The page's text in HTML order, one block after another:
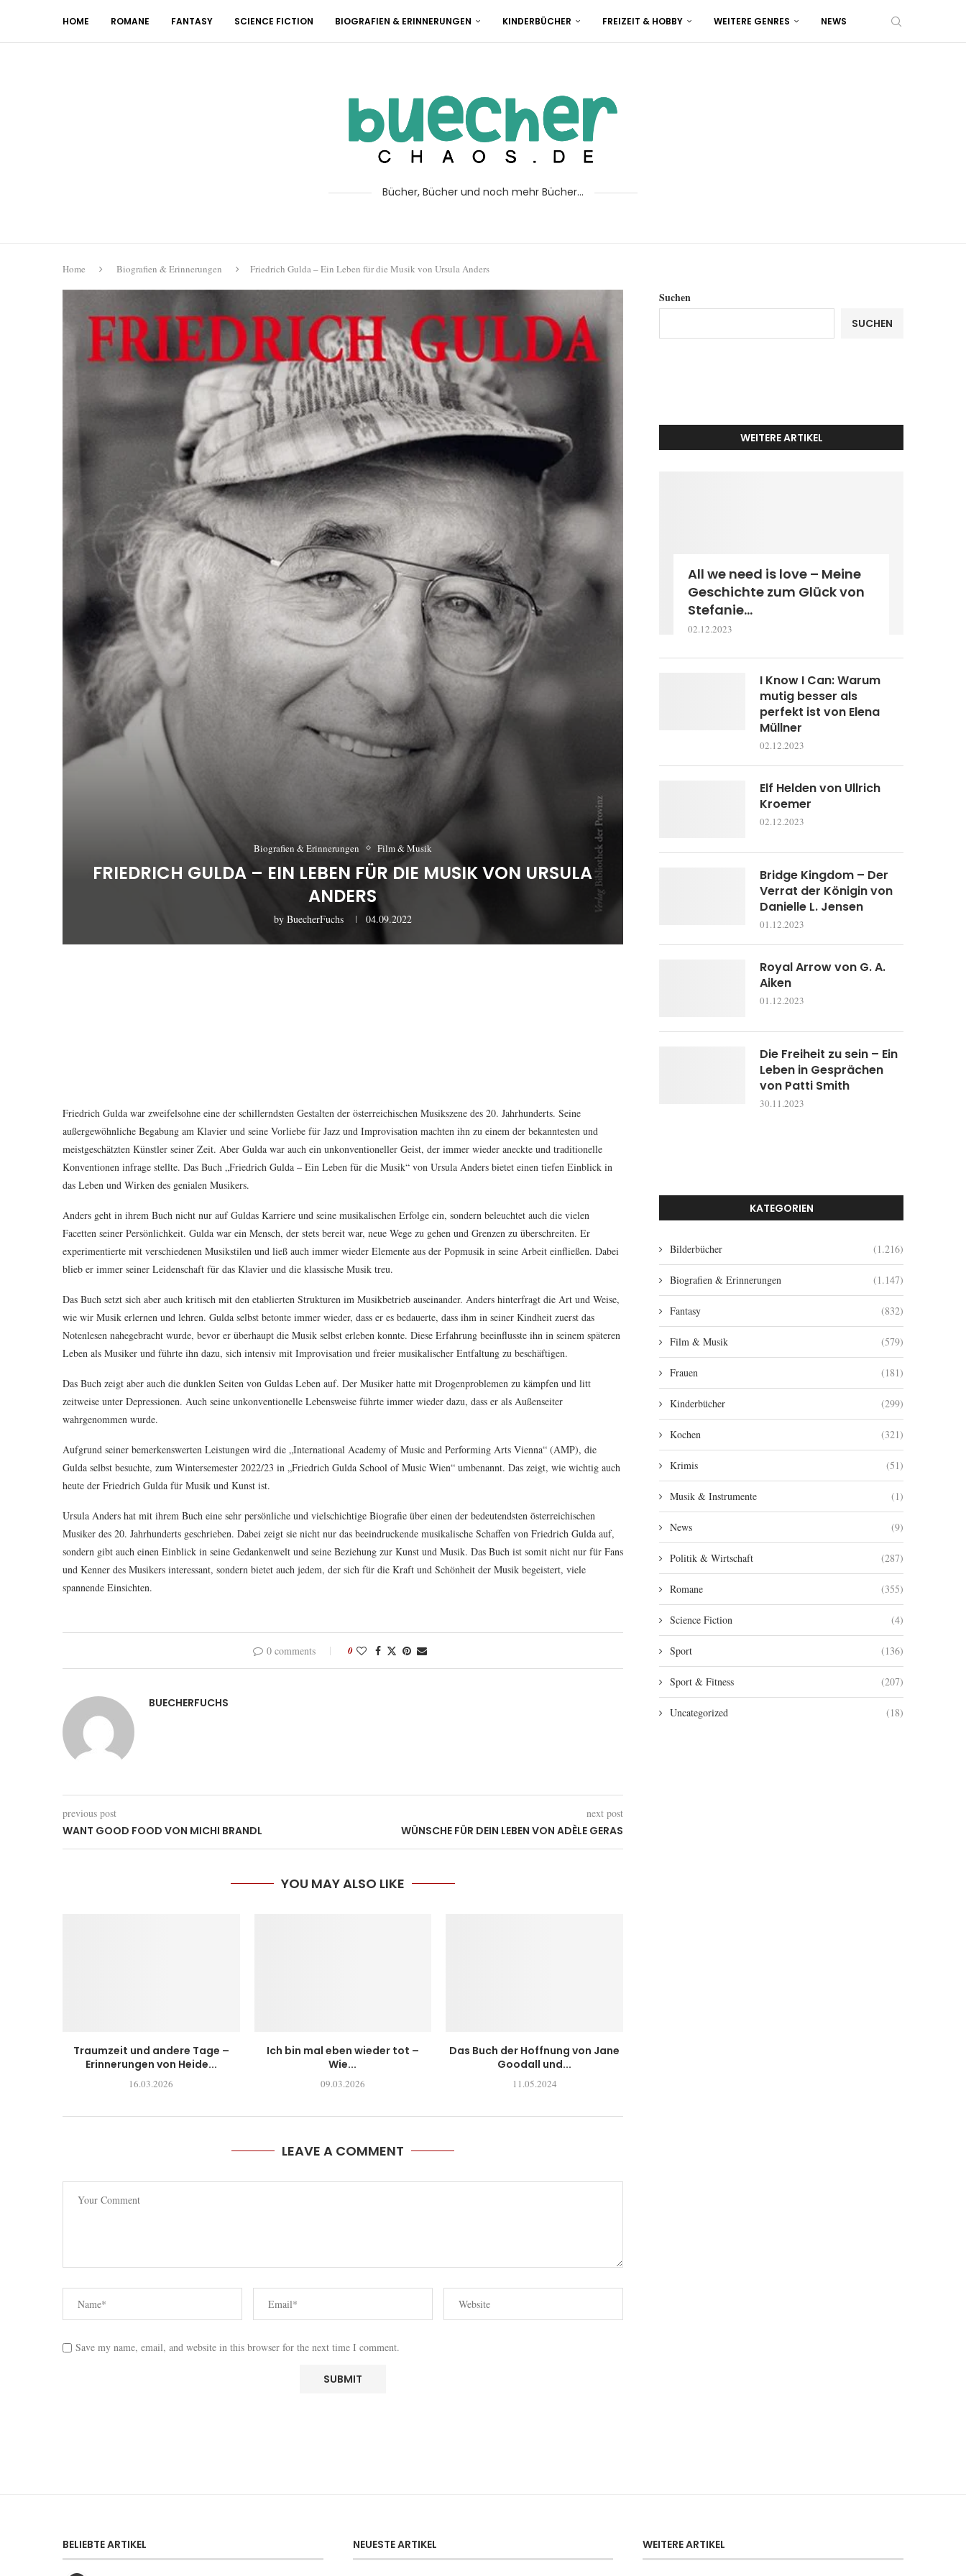
HOME ROMANE FANTASY SCIENCE FICTION BIOGRAFIEN & ERINNERUNGEN KINDERBÜCHER FREIZEIT & HOBBY WEITERE GENRES NEWS
Bücher, Bücher und noch mehr Bücher...
Home Biografien & Erinnerungen Friedrich Gulda – Ein Leben für die Musik von Ursula Anders
Biografien & Erinnerungen Film & Musik
FRIEDRICH GULDA – EIN LEBEN FÜR DIE MUSIK VON URSULA
ANDERS
by BuecherFuchs 04.09.2022
Friedrich Gulda war zweifelsohne eine der schillerndsten Gestalten der österreichischen Musikszene des 20. Jahrhunderts. Seine
außergewöhnliche Begabung am Klavier und seine Vorliebe für Jazz und Improvisation machten ihn zu einem der bekanntesten und
meistgeschätzten Künstler seiner Zeit. Aber Gulda war auch ein unkonventioneller Geist, der immer wieder aneckte und traditionelle
Konventionen infrage stellte. Das Buch „Friedrich Gulda – Ein Leben für die Musik“ von Ursula Anders bietet einen tiefen Einblick in
das Leben und Wirken des genialen Musikers.
Anders geht in ihrem Buch nicht nur auf Guldas Karriere und seine musikalischen Erfolge ein, sondern beleuchtet auch die vielen
Facetten seiner Persönlichkeit. Gulda war ein Mensch, der stets bereit war, neue Wege zu gehen und Grenzen zu überschreiten. Er
experimentierte mit verschiedenen Musikstilen und ließ auch immer wieder Elemente aus der Popmusik in seine Arbeit einfließen. Dabei
blieb er immer seiner Leidenschaft für das Klavier und die klassische Musik treu.
Das Buch setzt sich aber auch kritisch mit den etablierten Strukturen im Musikbetrieb auseinander. Anders hinterfragt die Art und Weise,
wie wir Musik erlernen und lehren. Gulda selbst betonte immer wieder, dass er es bedauerte, dass ihm in seiner Kindheit zuerst das
Notenlesen nahegebracht wurde, bevor er überhaupt die Musik selbst erleben konnte. Diese Erfahrung beeinflusste ihn in seinem späteren
Leben als Musiker und führte ihn dazu, sich intensiv mit Improvisation und freier musikalischer Entfaltung zu beschäftigen.
Das Buch zeigt aber auch die dunklen Seiten von Guldas Leben auf. Der Musiker hatte mit Drogenproblemen zu kämpfen und litt
zeitweise unter Depressionen. Auch seine unkonventionelle Lebensweise führte immer wieder dazu, dass er als Außenseiter
wahrgenommen wurde.
Aufgrund seiner bemerkenswerten Leistungen wird die „International Academy of Music and Performing Arts Vienna“ (AMP), die
Gulda selbst besuchte, zum Wintersemester 2022/23 in „Friedrich Gulda School of Music Wien“ umbenannt. Das zeigt, wie wichtig auch
heute der Friedrich Gulda für Musik und Kunst ist.
Ursula Anders hat mit ihrem Buch eine sehr persönliche und vielschichtige Biografie über einen der bedeutendsten österreichischen
Musiker des 20. Jahrhunderts geschrieben. Dabei zeigt sie nicht nur das beeindruckende musikalische Schaffen von Friedrich Gulda auf,
sondern gibt auch einen Einblick in seine Gedankenwelt und seine Beziehung zur Kunst und Musik. Das Buch ist somit nicht nur für Fans
und Kenner des Musikers interessant, sondern bietet auch jedem, der sich für die Kraft und Schönheit der Musik begeistert, viele
spannende Einsichten.
0 comments 0
BUECHERFUCHS
previous post
WANT GOOD FOOD VON MICHI BRANDL
next post
WÜNSCHE FÜR DEIN LEBEN VON ADÈLE GERAS
YOU MAY ALSO LIKE
Traumzeit und andere Tage –
Erinnerungen von Heide...
16.03.2026
Ich bin mal eben wieder tot –
Wie...
09.03.2026
Das Buch der Hoffnung von Jane
Goodall und...
11.05.2024
LEAVE A COMMENT
Save my name, email, and website in this browser for the next time I comment.
Suchen
SUCHEN
WEITERE ARTIKEL
All we need is love – Meine
Geschichte zum Glück von
Stefanie...
02.12.2023
I Know I Can: Warum
mutig besser als
perfekt ist von Elena
Müllner
02.12.2023
Elf Helden von Ullrich
Kroemer
02.12.2023
Bridge Kingdom – Der
Verrat der Königin von
Danielle L. Jensen
01.12.2023
Royal Arrow von G. A.
Aiken
01.12.2023
Die Freiheit zu sein – Ein
Leben in Gesprächen
von Patti Smith
30.11.2023
KATEGORIEN
Bilderbücher (1.216)
Biografien & Erinnerungen (1.147)
Fantasy (832)
Film & Musik (579)
Frauen (181)
Kinderbücher (299)
Kochen (321)
Krimis (51)
Musik & Instrumente (1)
News (9)
Politik & Wirtschaft (287)
Romane (355)
Science Fiction (4)
Sport (136)
Sport & Fitness (207)
Uncategorized (18)
BELIEBTE ARTIKEL NEUESTE ARTIKEL WEITERE ARTIKEL